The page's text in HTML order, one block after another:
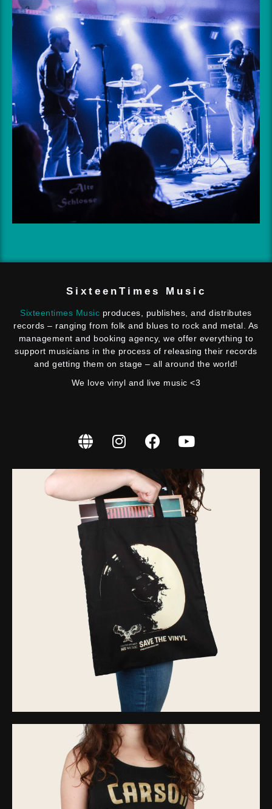
SixteenTimes Music
Sixteentimes Music produces, publishes, and distributes
records – ranging from folk and blues to rock and metal. As
management and booking agency, we offer everything to
support musicians in the process of releasing their records
and getting them on stage – all around the world!
We love vinyl and live music <3